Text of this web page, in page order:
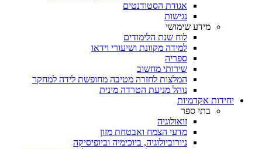
אגודת הסטודנטים
נגישות
מידע שימושי
לוח שנת הלימודים
למידה מקוונת ושיעורי וידאו
ספריה
שירותי מחשוב
המלצות לחזרה מטיבה מחופשת לידה למחקר
נוהל מניעת הטרדה מינית
יחידות אקדמיות
בתי ספר
זואולוגיה
מדעי הצמח ואבטחת מזון
ניורוביולוגיה, ביוכימיה וביופיסיקה